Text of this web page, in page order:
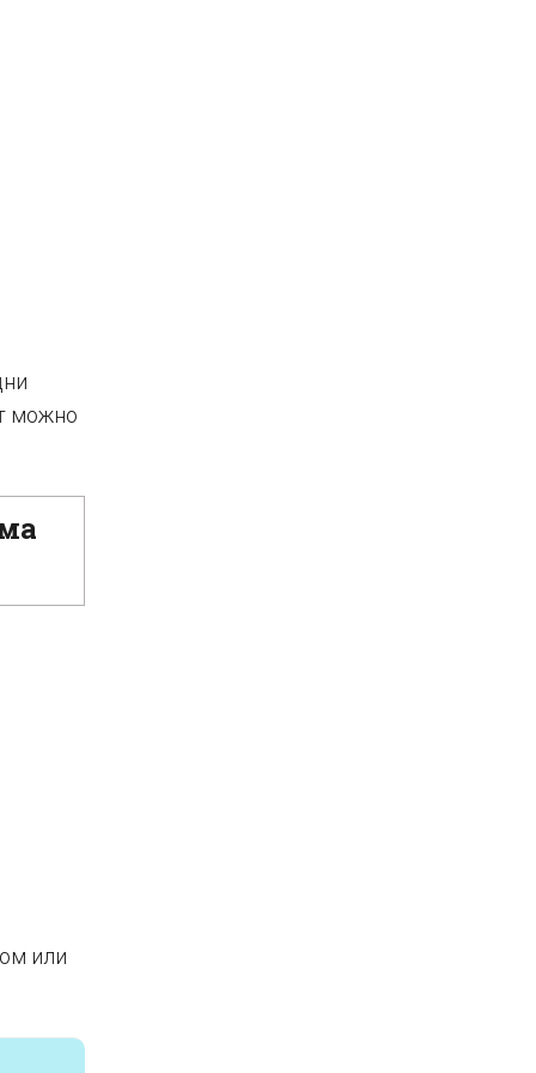
можно
или